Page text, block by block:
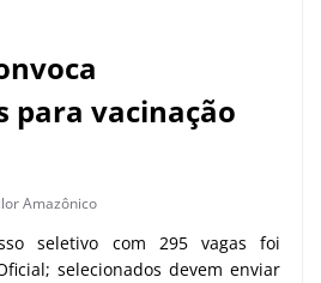
para vacinação
Amazônico
seletivo com 295 vagas foi
selecionados devem enviar